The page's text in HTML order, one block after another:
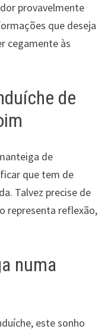
provavelmente
que deseja
cegamente às
de
de
que tem de
Talvez precise de
representa reflexão,
numa
este sonho